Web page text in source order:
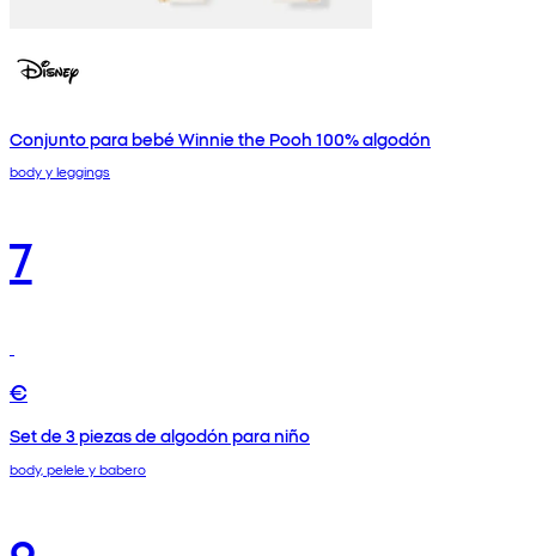
Conjunto para bebé Winnie the Pooh 100% algodón
body y leggings
7
€
Set de 3 piezas de algodón para niño
body, pelele y babero